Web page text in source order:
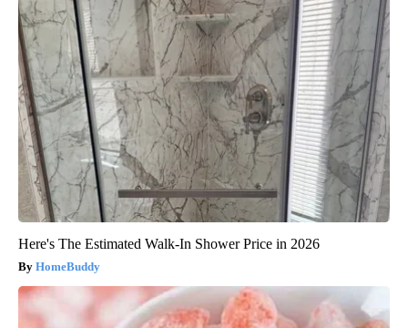
Here's The Estimated Walk-In Shower Price in 2026
HomeBuddy